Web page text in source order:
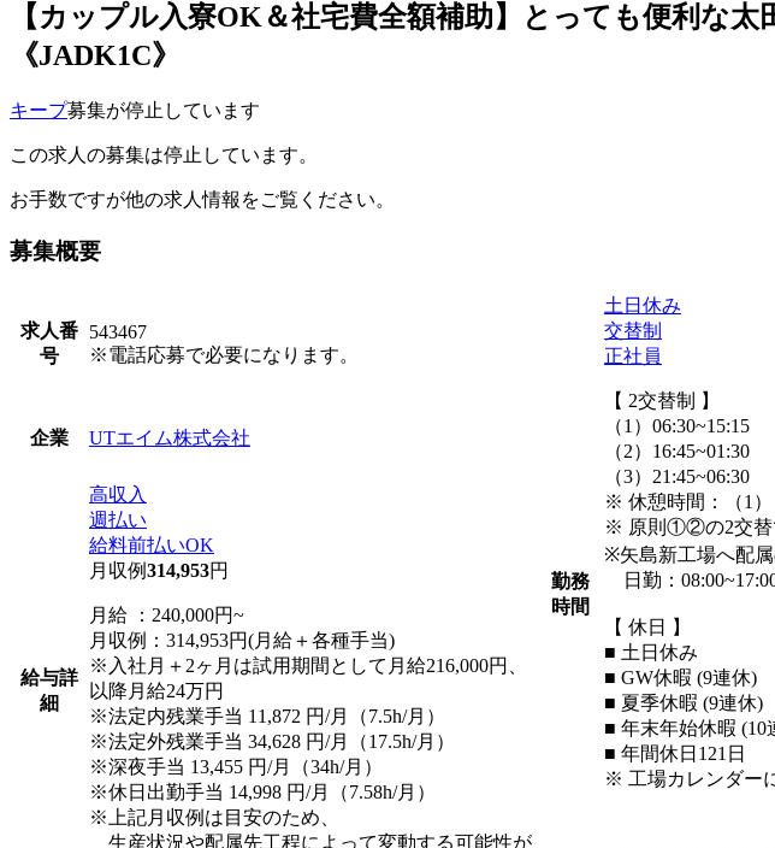
【カップル入寮OK＆社宅費全額補助】とっても便利な
《JADK1C》
キープ募集が停止しています
この求人の募集は停止しています。
お手数ですが他の求人情報をご覧ください。
募集概要
求人番
号
543467
※電話応募で必要になります。
企業 UTエイム株式会社
給与詳
細
高収入
週払い
給料前払いOK
月収例314,953円
月給 ：240,000円~
月収例：314,953円(月給＋各種手当)
※入社月＋2ヶ月は試用期間として月給216,000円、
以降月給24万円
※法定内残業手当 11,872 円/月（7.5h/月）
※法定外残業手当 34,628 円/月（17.5h/月）
※深夜手当 13,455 円/月（34h/月）
※休日出勤手当 14,998 円/月（7.58h/月）
※上記月収例は目安のため、
生産状況や配属先工程によって変動する可能性が
勤務
時間
土日休み
交替制
正社員
【 2交替制 】
（1）06:30~15:15
（2）16:45~01:30
（3）21:45~06:30
※ 休憩時間：（1）
※ 原則①②の2交替
※矢島新工場へ配
日勤：
【 休日 】
■ 土日休み
■ GW休暇 (9連休)
■ 夏季休暇 (9連休)
■ 年末年始休暇 (10
■ 年間休日121日
※ 工場カレンダー